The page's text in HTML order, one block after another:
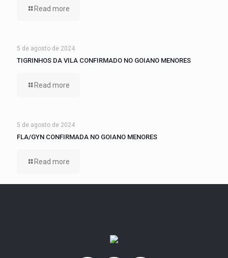
Read more
5 de agosto de 2024
TIGRINHOS DA VILA CONFIRMADO NO GOIANO MENORES
Read more
5 de agosto de 2024
FLA/GYN CONFIRMADA NO GOIANO MENORES
Read more